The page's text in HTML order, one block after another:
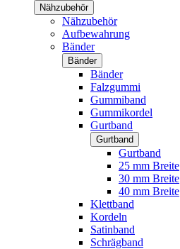
Nähzubehör
Nähzubehör
Aufbewahrung
Bänder
Bänder
Bänder
Falzgummi
Gummiband
Gummikordel
Gurtband
Gurtband
Gurtband
25 mm Breite
30 mm Breite
40 mm Breite
Klettband
Kordeln
Satinband
Schrägband